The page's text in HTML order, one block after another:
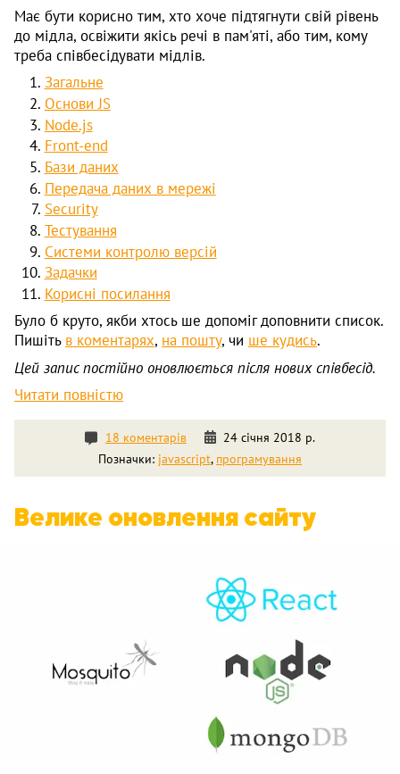
Має бути корисно тим, хто хоче підтягнути свій рівень
до мідла, освіжити якісь речі в пам'яті, або тим, кому
треба співбесідувати мідлів.
Загальне
Основи JS
Node.js
Front-end
Бази даних
Передача даних в мережі
Security
Тестування
Системи контролю версій
Задачки
Корисні посилання
Було б круто, якби хтось ше допоміг доповнити список.
Пишіть в коментарях, на пошту, чи ше кудись.
Цей запис постійно оновлюється після нових співбесід.
Читати повністю
18 коментарів
24 січня 2018 р.
Позначки: javascript, програмування
Велике оновлення сайту